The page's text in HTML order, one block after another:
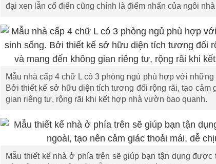
đại xen lẫn cổ điển cũng chính là điểm nhấn của ngôi nhà
Mẫu nhà cấp 4 chữ L có 3 phòng ngủ phù hợp với
Bởi thiết kế sở hữu diện tích tương đối rộng rãi, tạo cảm
gian riêng tư, rộng rãi khi kết hợp nhà vườn bao quanh.
Mẫu thiết kế nhà ở phía trên sẽ giúp bạn tận dụng